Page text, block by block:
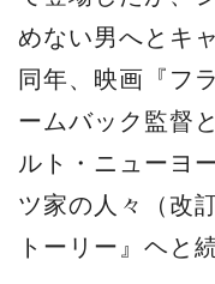
めない男へとキ
同年、映画『フ
ームバック監督
ルト・ニューヨ
ツ家の人々（改
トーリー』ヘと